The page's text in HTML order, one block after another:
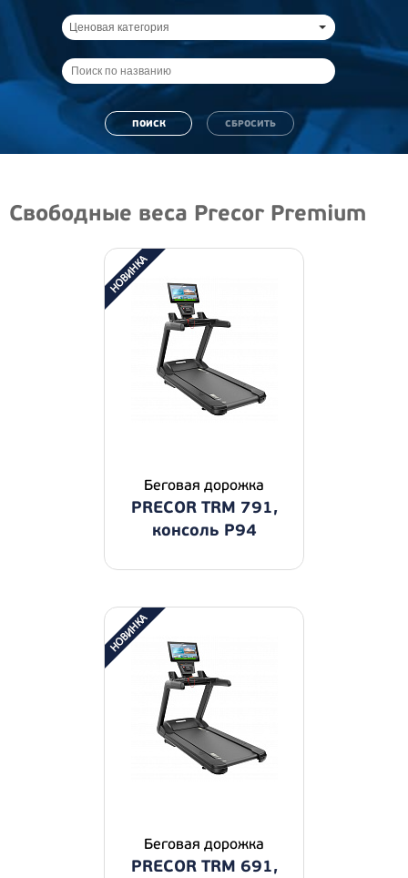
Ценовая категория
Свободные веса Precor Premium
Беговая дорожка
PRECOR TRM 791,
консоль P94
Беговая дорожка
PRECOR TRM 691,